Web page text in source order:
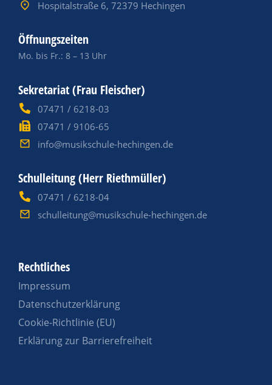
Hospitalstraße 6, 72379 Hechingen
Öffnungszeiten
Mo. bis Fr.: 8 – 13 Uhr
Sekretariat (Frau Fleischer)
07471 / 6218-03
07471 / 9106-65
info@musikschule-hechingen.de
Schulleitung (Herr Riethmüller)
07471 / 6218-04
schulleitung@musikschule-hechingen.de
Rechtliches
Impressum
Datenschutzerklärung
Cookie-Richtlinie (EU)
Erklärung zur Barrierefreiheit